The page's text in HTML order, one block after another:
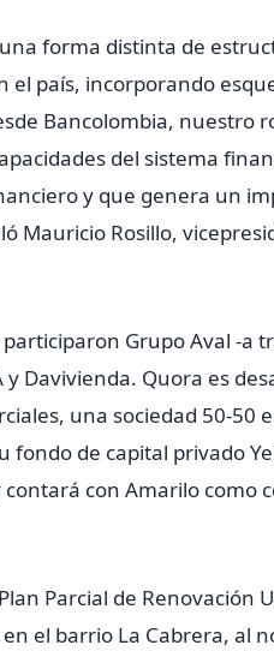
forma distinta de
el país, incorporando
Bancolombia, nuestro
del sistema
y que genera un
Mauricio Rosillo,
Grupo Aval -a
y Davivienda. Quora es
una sociedad 50-50
fondo de capital privado
con Amarilo como
Parcial de Renovación
el barrio La Cabrera, al